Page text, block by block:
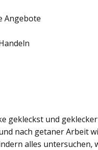
Angebote
gekleckst und
nach getaner Arbeit
alles untersuchen,